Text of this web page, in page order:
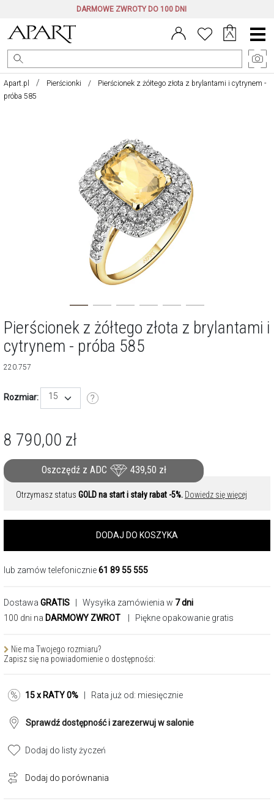
DARMOWE ZWROTY DO 100 DNI
Menu
główne
Apart.pl Pierścionki
Pierścionek z żółtego złota z brylantami i cytrynem -
próba 585
Pierścionek z żółtego złota z brylantami i
cytrynem - próba 585
220.757
Rozmiar: 15
8 790,00 zł
Oszczędź z ADC 439,50 zł
Otrzymasz status GOLD na start i stały rabat -5%. Dowiedz się więcej
DODAJ DO KOSZYKA
lub zamów telefonicznie61 89 55 555
Dostawa GRATIS | Wysyłka zamówienia w 7 dni
100 dni na DARMOWY ZWROT | Piękne opakowanie gratis
Nie ma Twojego rozmiaru?
Zapisz się na powiadomienie o dostępności:
15 x RATY 0% | Rata już od: miesięcznie
Sprawdź dostępność i zarezerwuj w salonie
Dodaj do listy życzeń
Dodaj do porównania